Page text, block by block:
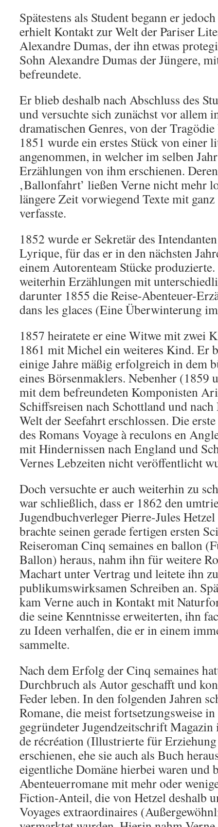
Spätestens als Student begann er
erhielt Kontakt zur Welt der Pariser
Alexandre Dumas, der ihn etwas
Sohn Alexandre Dumas der Jüngere,
befreundete.
Er blieb deshalb nach Abschluss des
und versuchte sich zunächst vor allem
dramatischen Genres, von der
1851 wurde ein erstes Stück von einer
angenommen, in welcher im selben
Erzählungen von ihm erschienen.
‚Ballonfahrt’ ließen Verne nicht mehr
längere Zeit vorwiegend Texte mit
verfasste.
1852 wurde er Sekretär des
Lyrique, für das er in den nächsten
einem Autorenteam Stücke
weiterhin Erzählungen mit
darunter 1855 die Reise-Abenteuer-
dans les glaces (Eine Überwinterung
1857 heiratete er eine Witwe mit zwei
1861 mit Michel ein weiteres Kind. Er
einige Jahre mäßig erfolgreich in dem
eines Börsenmaklers. Nebenher (1859
mit dem befreundeten Komponisten
Schiffsreisen nach Schottland und
Welt der Seefahrt erschlossen. Die
des Romans Voyage à reculons en
mit Hindernissen nach England und
Vernes Lebzeiten nicht veröffentlicht
Doch versuchte er auch weiterhin zu
war schließlich, dass er 1862 den
Jugendbuchverleger Pierre-Jules
brachte seinen gerade fertigen ersten
Reiseroman Cinq semaines en ballon
Ballon) heraus, nahm ihn für weitere
Machart unter Vertrag und leitete ihn
publikumswirksamen Schreiben an.
kam Verne auch in Kontakt mit
die seine Kenntnisse erweiterten, ihn
zu Ideen verhalfen, die er in einem
sammelte.
Nach dem Erfolg der Cinq semaines
Durchbruch als Autor geschafft und
Feder leben. In den folgenden Jahren
Romane, die meist fortsetzungsweise
gegründeter Jugendzeitschrift Magazin
de récréation (Illustrierte für
erschienen, ehe sie auch als Buch
eigentliche Domäne hierbei waren und
Abenteuerromane mit mehr oder
Fiction-Anteil, die von Hetzel deshalb
Voyages extraordinaires